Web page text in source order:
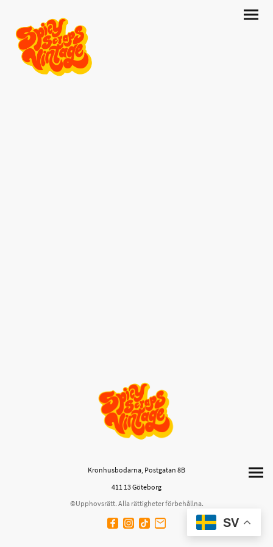
Kronhusbodarna, Postgatan 8B
411 13 Göteborg
©Upphovsrätt. Alla rättigheter förbehållna.
SV